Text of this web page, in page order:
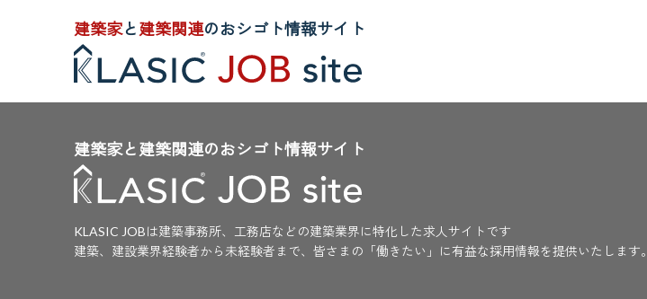
建築家と建築関連のおシゴト情報サイト
建築家と建築関連のおシゴト情報サイト
KLASIC JOBは建築事務所、工務店などの建築業界に特化した求人サイトです
建築、建設業界経験者から未経験者まで、皆さまの「働きたい」に有益な採用情報を提供いたします。